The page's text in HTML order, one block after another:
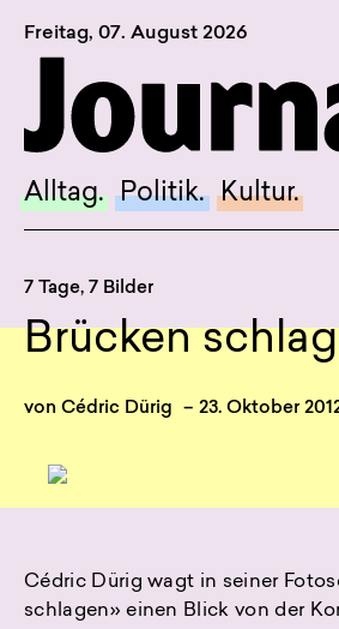
Freitag, 07. August 2026
Alltag. Politik. Kultur.
Sagt, was Bern
Alltag.
Politik.
Kultur.
Dossier.
7 Tage, 7 Bilder
Brücken
von Cédric Dürig – 23. Oktober
Cédric Dürig wagt in seiner
schlagen» einen Blick von der